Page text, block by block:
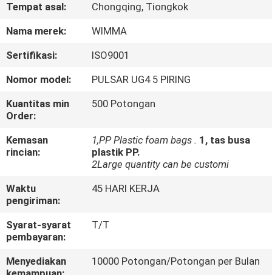
TENTANG
TUR
PABRIK
KONTROL
BERITA
MINTA
KUTIPAN
Tempat asal:
Chongqing, Tiongkok
Nama merek:
WIMMA
Sertifikasi:
ISO9001
Nomor model:
PULSAR UG4 5 PIRING
Kuantitas min
Order:
500 Potongan
Kemasan
rincian:
1,PP Plastic foam bags . 1, tas busa
plastik PP.
2Large quantity can be customi
Waktu
pengiriman:
45 HARI KERJA
Syarat-syarat
pembayaran:
T/T
Menyediakan
10000 Potongan/Potongan per Bulan